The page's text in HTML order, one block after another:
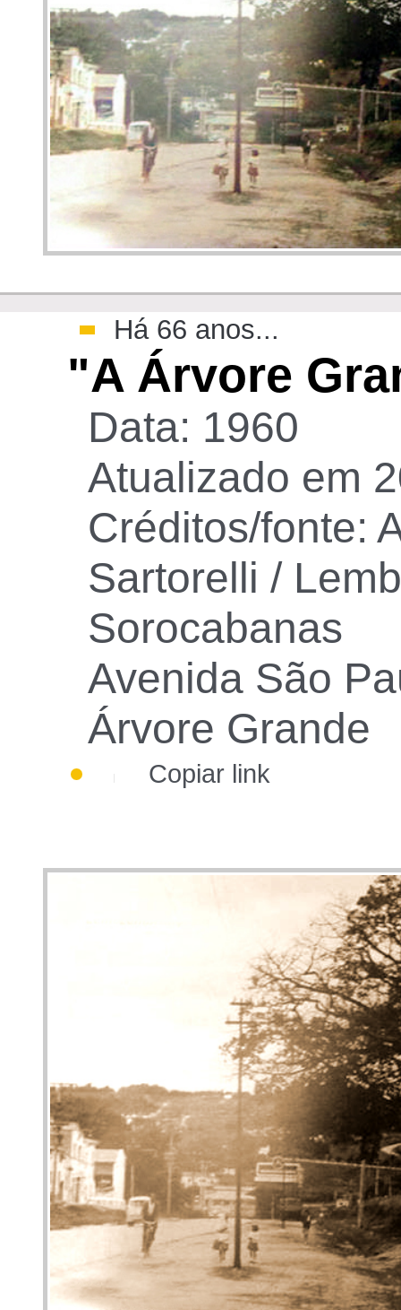
Há 66 anos...
"A Árvore
Data: 1960
Atualizado em
Créditos/fonte:
Sartorelli /
Sorocabanas
Avenida São
Árvore Grande
Copiar link